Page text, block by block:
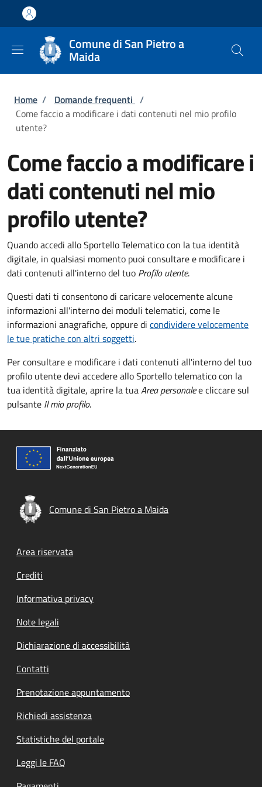
Salta al contenuto principale
Skip to footer content
Comune di San Pietro a
Maida
Briciole di pane
Home / Domande frequenti /
Come faccio a modificare i dati contenuti nel mio profilo
utente?
Come faccio a modificare i
dati contenuti nel mio
profilo utente?
Quando accedi allo Sportello Telematico con la tua identità
digitale, in qualsiasi momento puoi consultare e modificare i
dati contenuti all'interno del tuo Profilo utente.
Questi dati ti consentono di caricare velocemente alcune
informazioni all'interno dei moduli telematici, come le
informazioni anagrafiche, oppure di condividere velocemente
le tue pratiche con altri soggetti.
Per consultare e modificare i dati contenuti all'interno del tuo
profilo utente devi accedere allo Sportello telematico con la
tua identità digitale, aprire la tuaArea personalee cliccare sul
pulsante Il mio profilo.
Comune di San Pietro a Maida
Footer menu
Area riservata
Crediti
Informativa privacy
Note legali
Dichiarazione di accessibilità
Contatti
Prenotazione appuntamento
Richiedi assistenza
Statistiche del portale
Leggi le FAQ